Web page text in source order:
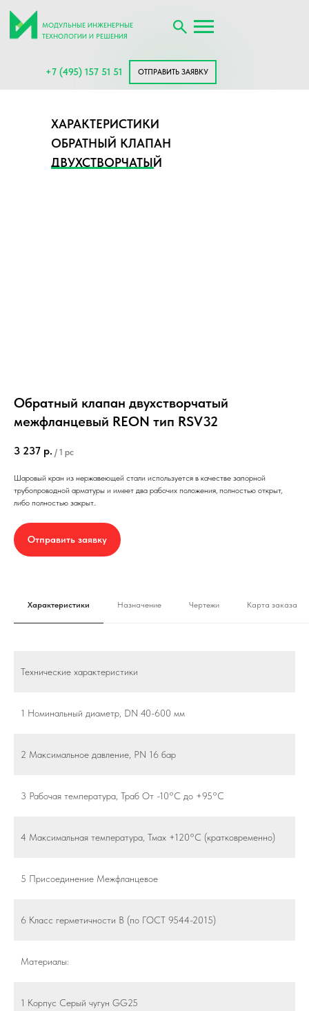
+7 (495) 157 51 51
МОДУЛЬНЫЕ ИНЖЕНЕРНЫЕ
ТЕХНОЛОГИИ И РЕШЕНИЯ
ОТПРАВИТЬ ЗАЯВКУ
ХАРАКТЕРИСТИКИ
ОБРАТНЫЙ КЛАПАН
ДВУХСТВОРЧАТЫЙ
Обратный клапан двухстворчатый
межфланцевый REON тип RSV32
3 237 р. / 1 pc
Шаровый кран из нержавеющей стали используется в качестве запорной
трубопроводной арматуры и имеет два рабочих положения, полностью открыт,
либо полностью закрыт..
Отправить заявку
Характеристики Назначение Чертежи Карта заказа
Технические характеристики
1 Номинальный диаметр, DN 40-600 мм
2 Максимальное давление, PN 16 бар
3 Рабочая температура, Траб От -10°С до +95°С
4 Максимальная температура, Тмах +120°С (кратковременно)
5 Присоединение Межфланцевое
6 Класс герметичности В (по ГОСТ 9544-2015)
Материалы:
1 Корпус Серый чугун GG25